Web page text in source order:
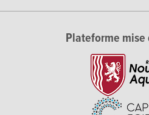
Plateforme mise